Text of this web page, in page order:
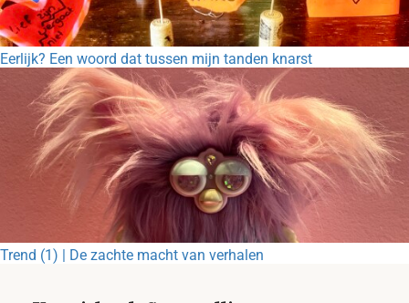
Eerlijk? Een woord dat tussen mijn tanden knarst
Trend (1) | De zachte macht van verhalen